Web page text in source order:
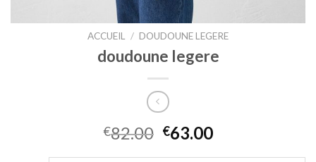
ACCUEIL / DOUDOUNE LEGERE
doudoune legere
€82.00 €63.00